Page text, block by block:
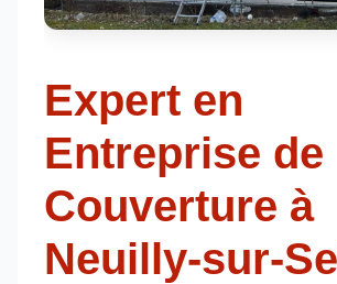
Expert en
Entreprise de
Couverture à
Neuilly-sur-